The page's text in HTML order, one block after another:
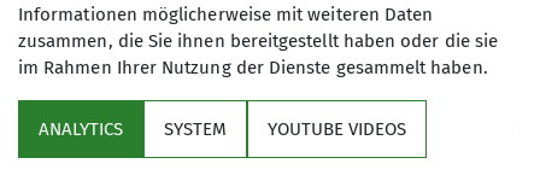
Wanderführer = Übungsleiter C
Breitensport/Wandern
Ämter
Wir wandern in Gera, in der Umgebung
und natürlich auch in den Mittel- und
Hochgebirgen. Unsere Sektion verfügt
über viele aktive Wanderer und über
ein vielfältiges Angebot an
Gemeinschaftswanderungen. Dabei
Sektion
Informationen möglicherweise mit weiteren Daten
zusammen, die Sie ihnen bereitgestellt haben oder die sie
im Rahmen Ihrer Nutzung der Dienste gesammelt haben.
ANALYTICS SYSTEM YOUTUBE VIDEOS